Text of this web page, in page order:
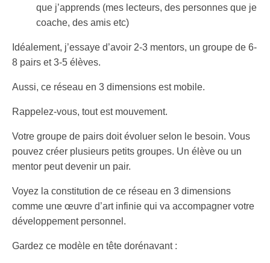
que j’apprends (mes lecteurs, des personnes que je
coache, des amis etc)
Idéalement, j’essaye d’avoir 2-3 mentors, un groupe de 6-
8 pairs et 3-5 élèves.
Aussi, ce réseau en 3 dimensions est mobile.
Rappelez-vous, tout est mouvement.
Votre groupe de pairs doit évoluer selon le besoin. Vous
pouvez créer plusieurs petits groupes. Un élève ou un
mentor peut devenir un pair.
Voyez la constitution de ce réseau en 3 dimensions
comme une œuvre d’art infinie qui va accompagner votre
développement personnel.
Gardez ce modèle en tête dorénavant :